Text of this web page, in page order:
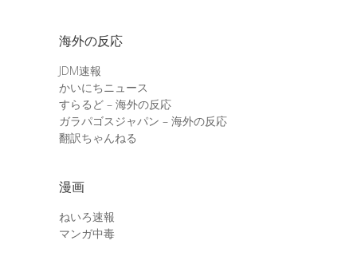
海外の反応
JDM速報
かいにちニュース
すらるど – 海外の反応
ガラパゴスジャパン – 海外の反応
翻訳ちゃんねる
漫画
ねいろ速報
マンガ中毒